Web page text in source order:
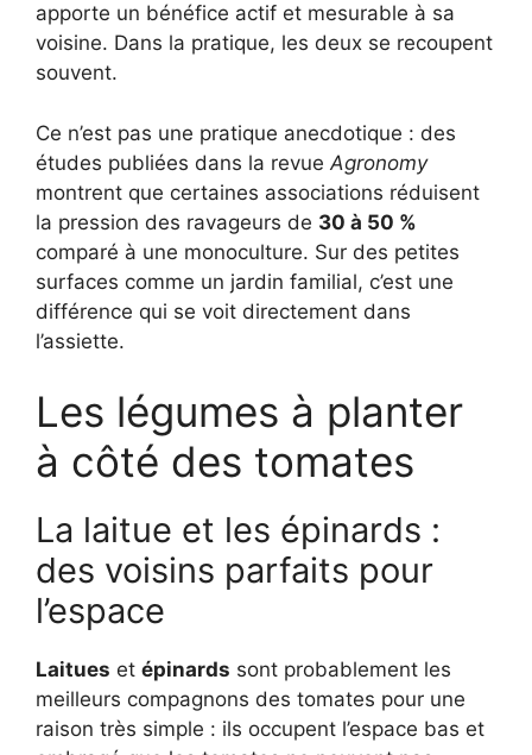
apporte un bénéfice actif et mesurable à sa
voisine. Dans la pratique, les deux se recoupent
souvent.
Ce n’est pas une pratique anecdotique : des
études publiées dans la revue Agronomy
montrent que certaines associations réduisent
la pression des ravageurs de 30 à 50 %
comparé à une monoculture. Sur des petites
surfaces comme un jardin familial, c’est une
différence qui se voit directement dans
l’assiette.
Les légumes à planter
à côté des tomates
La laitue et les épinards :
des voisins parfaits pour
l’espace
Laitues et épinards sont probablement les
meilleurs compagnons des tomates pour une
raison très simple : ils occupent l’espace bas et